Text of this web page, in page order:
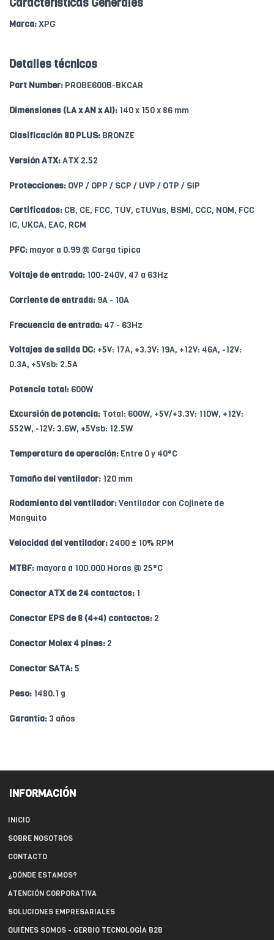
Caracteristicas Generales
Marca:XPG
Detalles técnicos
Part Number: PROBE600B-BKCAR
Dimensiones (LA x AN x Al): 140 x 150 x 86 mm
Clasificación 80 PLUS: BRONZE
Versión ATX:ATX 2.52
Protecciones: OVP / OPP / SCP / UVP / OTP / SIP
Certificados: CB, CE, FCC, TUV, cTUVus, BSMI, CCC, NOM, FCC
IC, UKCA, EAC, RCM
PFC: mayor a 0.99 @ Carga típica
Voltaje de entrada: 100-240V, 47 a 63Hz
Corriente de entrada: 9A - 10A
Frecuencia de entrada: 47 - 63Hz
Voltajes de salida DC: +5V: 17A, +3.3V: 19A, +12V: 46A, -12V:
0.3A, +5Vsb: 2.5A
Potencia total: 600W
Excursión de potencia: Total: 600W, +5V/+3.3V: 110W, +12V:
552W, -12V: 3.6W, +5Vsb: 12.5W
Temperatura de operación: Entre 0 y 40°C
Tamaño del ventilador: 120 mm
Rodamiento del ventilador:Ventilador con Cojinete de
Manguito
Velocidad del ventilador: 2400 ± 10% RPM
MTBF: mayora a 100.000 Horas @ 25°C
Conector ATX de 24 contactos: 1
Conector EPS de 8 (4+4) contactos: 2
Conector Molex 4 pines: 2
Conector SATA:5
Peso: 1480.1 g
Garantía: 3 años
INFORMACIÓN
INICIO
SOBRE NOSOTROS
CONTACTO
¿DÓNDE ESTAMOS?
ATENCIÓN CORPORATIVA
SOLUCIONES EMPRESARIALES
QUIÉNES SOMOS - GERBIO TECNOLOGÍA B2B